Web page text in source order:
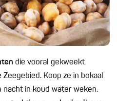
die vooral gekweekt
Koop ze in bokaal
nacht in koud water weken.